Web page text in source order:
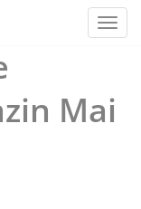
Mai